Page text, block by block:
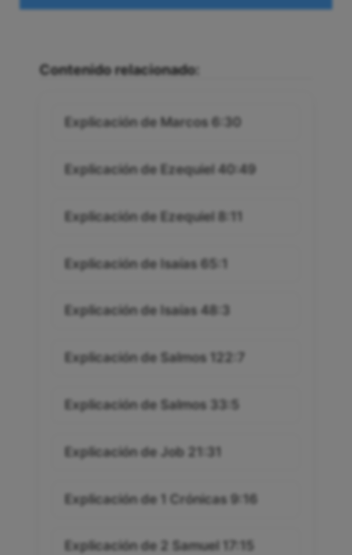
Contenido relacionado:
Explicación de Marcos 6:30
Explicación de Ezequiel 40:49
Explicación de Ezequiel 8:11
Explicación de Isaías 65:1
Explicación de Isaías 48:3
Explicación de Salmos 122:7
Explicación de Salmos 33:5
Explicación de Job 21:31
Explicación de 1 Crónicas 9:16
Explicación de 2 Samuel 17:15